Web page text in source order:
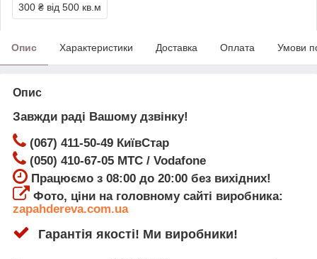
300 ₴ від 500 кв.м
Опис Характеристики Доставка Оплата Умови
Опис
Завжди раді Вашому дзвінку!
(067) 411-50-49 КиївСтар
(050) 410-67-05 МТС / Vodafone
Працюємо з 08:00 до 20:00 без вихідних!
Фото, ціни на головному сайті виробника:
zapahdereva.com.ua
Гарантія якості! Ми виробники!